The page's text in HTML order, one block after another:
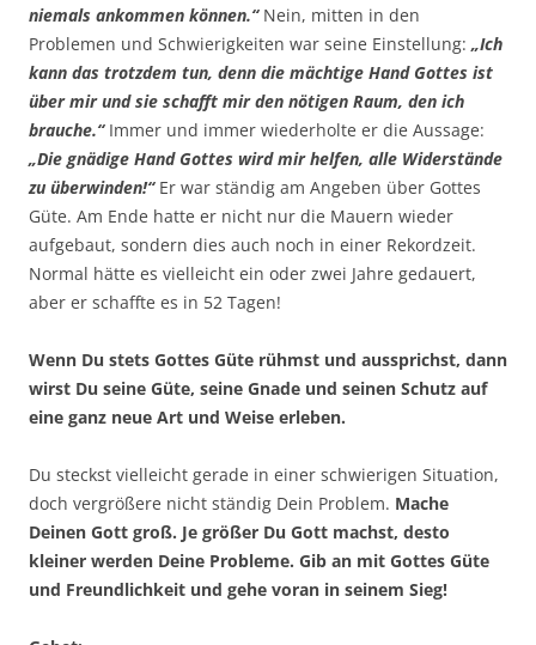
niemals ankommen können.“Nein, mitten in den
Problemen und Schwierigkeiten war seine Einstellung: „Ich
kann das trotzdem tun, denn die mächtige Hand Gottes ist
über mir und sie schafft mir den nötigen Raum, den ich
brauche.“Immer und immer wiederholte er die Aussage:
„Die gnädige Hand Gottes wird mir helfen, alle Widerstände
zu überwinden!“Er war ständig am Angeben über Gottes
Güte. Am Ende hatte er nicht nur die Mauern wieder
aufgebaut, sondern dies auch noch in einer Rekordzeit.
Normal hätte es vielleicht ein oder zwei Jahre gedauert,
aber er schaffte es in 52 Tagen!
Wenn Du stets Gottes Güte rühmst und aussprichst, dann
wirst Du seine Güte, seine Gnade und seinen Schutz auf
eine ganz neue Art und Weise erleben.
Du steckst vielleicht gerade in einer schwierigen Situation,
doch vergrößere nicht ständig Dein Problem. Mache
Deinen Gott groß. Je größer Du Gott machst, desto
kleiner werden Deine Probleme. Gib an mit Gottes Güte
und Freundlichkeit und gehe voran in seinem Sieg!